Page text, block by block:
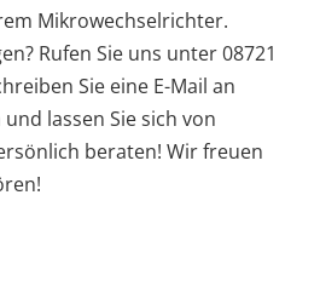
Mikrowechselrichter.
Rufen Sie uns unter 08721
Sie eine E-Mail an
lassen Sie sich von
beraten! Wir freuen